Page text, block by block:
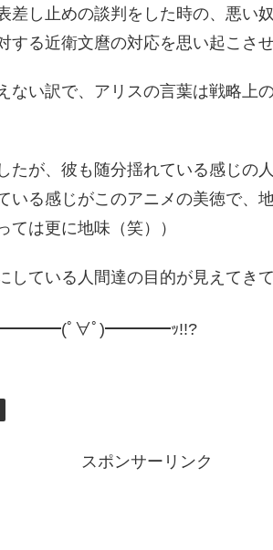
差し止めの談判をした時の、悪い
する近衛文麿の対応を思い起こさせ
ない訳で、アリスの言葉は戦略上
たが、彼も随分揺れている感じの
いる感じがこのアニメの美徳で、
ては更に地味（笑））
している人間達の目的が見えてき
ｷﾀ━━━━(ﾟ∀ﾟ)━━━━ｯ!!?
スポンサーリンク